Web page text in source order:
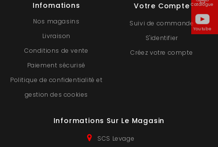
Infomations
Nos magasins
Livraison
Conditions de vente
Paiement sécurisé
Politique de confidentialité et
gestion des cookies
Votre Compte
Suivi de commande
S'identifier
Créez votre compte
Informations Sur Le Magasin
SCS Levage
Catalogue
Youtube